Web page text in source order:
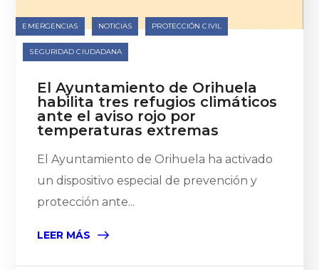
EMERGENCIAS NOTICIAS PROTECCIÓN CIVIL
SEGURIDAD CIUDADANA
El Ayuntamiento de Orihuela
habilita tres refugios climáticos
ante el aviso rojo por
temperaturas extremas
El Ayuntamiento de Orihuela ha activado
un dispositivo especial de prevención y
protección ante...
LEER MÁS